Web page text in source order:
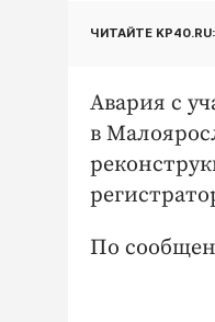
ЧИТАЙТЕ KP40.RU:
Авария с
в
По